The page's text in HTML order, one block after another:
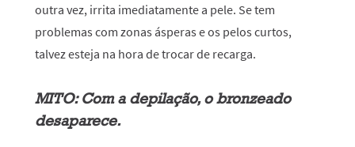
outra vez, irrita imediatamente a pele. Se tem
problemas com zonas ásperas e os pelos curtos,
talvez esteja na hora de trocar de recarga.
MITO: Com a depilação, o bronzeado
desaparece.